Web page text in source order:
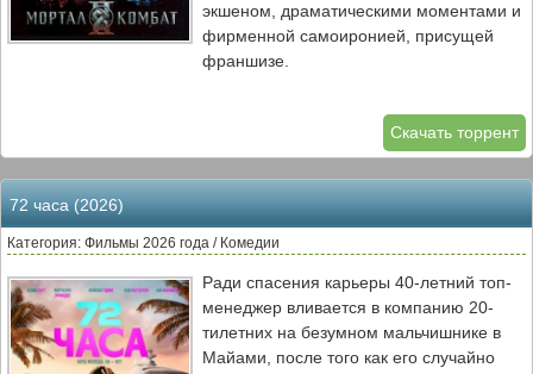
экшеном, драматическими моментами и
фирменной самоиронией, присущей
франшизе.
История начинается с тревожных знаков:
магические аномалии в Земном царстве
указывают на скорое вторжение сил
Внешнего мира. Рейден, понимая, что
дерзкий план: спровоцировать турнир,
который заставит противника играть по
правилам Земного царства. Он собирает
команду, куда входят Соня Блейд,
Джакс, Лю Кан, Кун Лао и Скорпион —
каждый из них прошёл через испытания
Скачать торрент
72 часа (2026)
Категория: Фильмы 2026 года / Комедии
Ради спасения карьеры 40-летний топ-
менеджер вливается в компанию 20-
тилетних на безумном мальчишнике в
Майами, после того как его случайно